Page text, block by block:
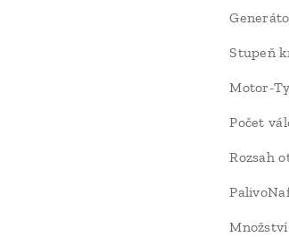
Stupeň
Motor-
Počet
Rozsah